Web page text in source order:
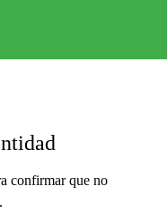
confirmar que no